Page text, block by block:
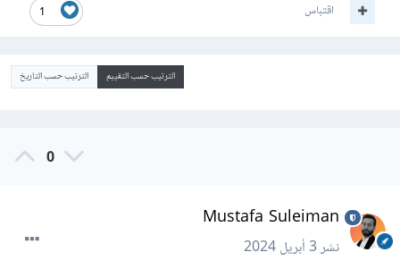
1 اقتباس
الترتيب حسب التقييم الترتيب حسب التاريخ
0
Mustafa Suleiman
نشر3 أبريل 2024